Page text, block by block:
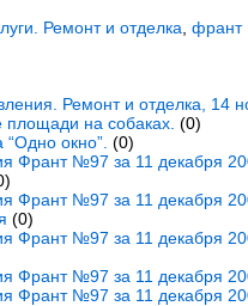
Ремонт и отделка франт
Ремонт и отделка, 14
на собаках. (0)
окно”. (0)
Франт №97 за 11 декабря
Франт №97 за 11 декабря
(0)
Франт №97 за 11 декабря
Франт №97 за 11 декабря
Франт №97 за 11 декабря